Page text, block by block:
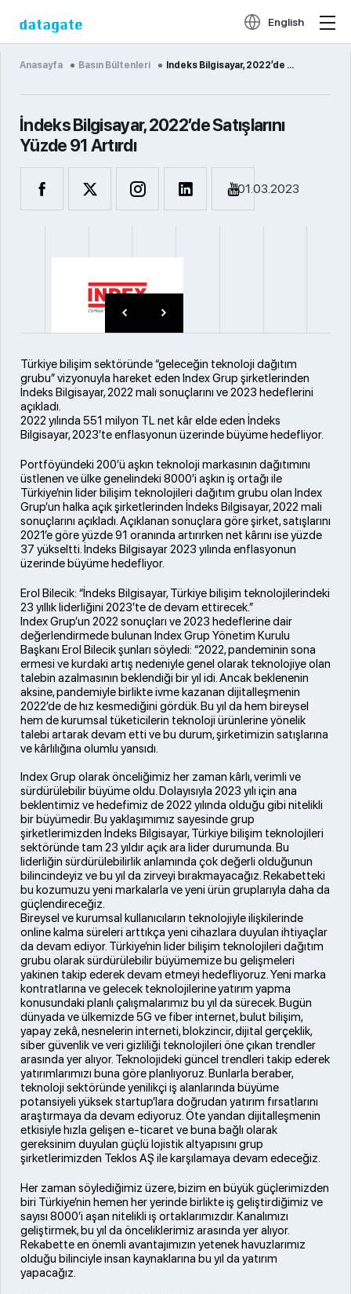
English
Anasayfa Basın Bültenleri İndeks Bilgisayar, 2022’de ...
İndeks Bilgisayar, 2022’de Satışlarını
Yüzde 91 Artırdı
01.03.2023
Türkiye bilişim sektöründe “geleceğin teknoloji dağıtım
grubu” vizyonuyla hareket eden Index Grup şirketlerinden
İndeks Bilgisayar, 2022 mali sonuçlarını ve 2023 hedeflerini
açıkladı.
2022 yılında 551 milyon TL net kâr elde eden İndeks
Bilgisayar, 2023’te enflasyonun üzerinde büyüme hedefliyor.
Portföyündeki 200’ü aşkın teknoloji markasının dağıtımını
üstlenen ve ülke genelindeki 8000’i aşkın iş ortağı ile
Türkiye’nin lider bilişim teknolojileri dağıtım grubu olan Index
Grup’un halka açık şirketlerinden İndeks Bilgisayar, 2022 mali
sonuçlarını açıkladı. Açıklanan sonuçlara göre şirket, satışlarını
2021’e göre yüzde 91 oranında artırırken net kârını ise yüzde
37 yükseltti. İndeks Bilgisayar 2023 yılında enflasyonun
üzerinde büyüme hedefliyor.
Erol Bilecik: “İndeks Bilgisayar, Türkiye bilişim teknolojilerindeki
23 yıllık liderliğini 2023’te de devam ettirecek.”
Index Grup’un 2022 sonuçları ve 2023 hedeflerine dair
değerlendirmede bulunan Index Grup Yönetim Kurulu
Başkanı Erol Bilecik şunları söyledi: “2022, pandeminin sona
ermesi ve kurdaki artış nedeniyle genel olarak teknolojiye olan
talebin azalmasının beklendiği bir yıl idi. Ancak beklenenin
aksine, pandemiyle birlikte ivme kazanan dijitalleşmenin
2022’de de hız kesmediğini gördük. Bu yıl da hem bireysel
hem de kurumsal tüketicilerin teknoloji ürünlerine yönelik
talebi artarak devam etti ve bu durum, şirketimizin satışlarına
ve kârlılığına olumlu yansıdı.
Index Grup olarak önceliğimiz her zaman kârlı, verimli ve
sürdürülebilir büyüme oldu. Dolayısıyla 2023 yılı için ana
beklentimiz ve hedefimiz de 2022 yılında olduğu gibi nitelikli
bir büyümedir. Bu yaklaşımımız sayesinde grup
şirketlerimizden İndeks Bilgisayar, Türkiye bilişim teknolojileri
sektöründe tam 23 yıldır açık ara lider durumunda. Bu
liderliğin sürdürülebilirlik anlamında çok değerli olduğunun
bilincindeyiz ve bu yıl da zirveyi bırakmayacağız. Rekabetteki
bu kozumuzu yeni markalarla ve yeni ürün gruplarıyla daha da
güçlendireceğiz.
Bireysel ve kurumsal kullanıcıların teknolojiyle ilişkilerinde
online kalma süreleri arttıkça yeni cihazlara duyulan ihtiyaçlar
da devam ediyor. Türkiye’nin lider bilişim teknolojileri dağıtım
grubu olarak sürdürülebilir büyümemize bu gelişmeleri
yakinen takip ederek devam etmeyi hedefliyoruz. Yeni marka
kontratlarına ve gelecek teknolojilerine yatırım yapma
konusundaki planlı çalışmalarımız bu yıl da sürecek. Bugün
dünyada ve ülkemizde 5G ve fiber internet, bulut bilişim,
yapay zekâ, nesnelerin interneti, blokzincir, dijital gerçeklik,
siber güvenlik ve veri gizliliği teknolojileri öne çıkan trendler
arasında yer alıyor. Teknolojideki güncel trendleri takip ederek
yatırımlarımızı buna göre planlıyoruz. Bunlarla beraber,
teknoloji sektöründe yenilikçi iş alanlarında büyüme
potansiyeli yüksek startup’lara doğrudan yatırım fırsatlarını
araştırmaya da devam ediyoruz. Öte yandan dijitalleşmenin
etkisiyle hızla gelişen e-ticaret ve buna bağlı olarak
gereksinim duyulan güçlü lojistik altyapısını grup
şirketlerimizden Teklos AŞ ile karşılamaya devam edeceğiz.
Her zaman söylediğimiz üzere, bizim en büyük güçlerimizden
biri Türkiye’nin hemen her yerinde birlikte iş geliştirdiğimiz ve
sayısı 8000’i aşan nitelikli iş ortaklarımızdır. Kanalımızı
geliştirmek, bu yıl da önceliklerimiz arasında yer alıyor.
Rekabette en önemli avantajımızın yetenek havuzlarımız
olduğu bilinciyle insan kaynaklarına bu yıl da yatırım
yapacağız.